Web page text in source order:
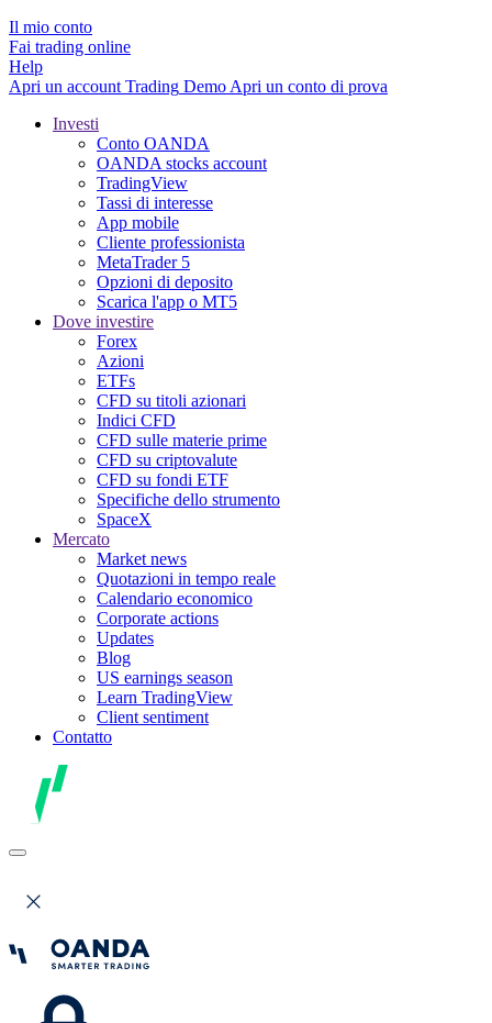
Il mio conto
Fai trading online
Help
Apri un account Trading Demo Apri un conto di prova
Investi
Conto OANDA
OANDA stocks account
TradingView
Tassi di interesse
App mobile
Cliente professionista
MetaTrader 5
Opzioni di deposito
Scarica l'app o MT5
Dove investire
Forex
Azioni
ETFs
CFD su titoli azionari
Indici CFD
CFD sulle materie prime
CFD su criptovalute
CFD su fondi ETF
Specifiche dello strumento
SpaceX
Mercato
Market news
Quotazioni in tempo reale
Calendario economico
Corporate actions
Updates
Blog
US earnings season
Learn TradingView
Client sentiment
Contatto